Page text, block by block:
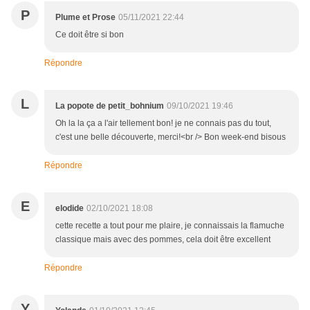
P Plume et Prose 05/11/2021 22:44
Ce doit être si bon
Répondre
L La popote de petit_bohnium 09/10/2021 19:46
Oh la la ça a l'air tellement bon! je ne connais pas du tout,
c'est une belle découverte, merci!<br /> Bon week-end bisous
Répondre
E elodide 02/10/2021 18:08
cette recette a tout pour me plaire, je connaissais la flamuche
classique mais avec des pommes, cela doit être excellent
Répondre